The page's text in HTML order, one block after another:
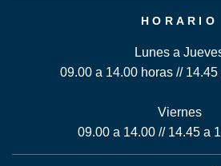
HORARIO
Lunes a
09.00 a 14.00 horas //
Viernes
09.00 a 14.00 // 14.45 a